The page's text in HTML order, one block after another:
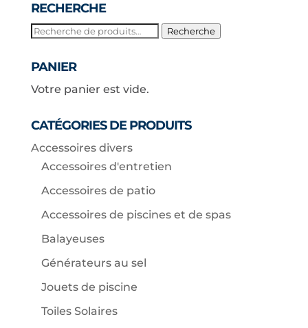
RECHERCHE
Recherche
Recherche
PANIER
Votre panier est vide.
CATÉGORIES DE PRODUITS
Accessoires divers
Accessoires d'entretien
Accessoires de patio
Accessoires de piscines et de spas
Balayeuses
Générateurs au sel
Jouets de piscine
Toiles Solaires